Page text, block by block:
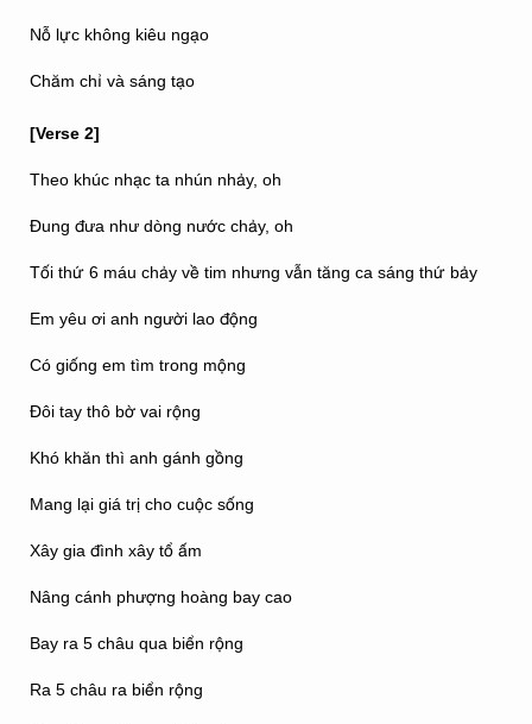
Nỗ lực không kiêu ngạo
Chăm chỉ và sáng tạo
[Verse 2]
Theo khúc nhạc ta nhún nhảy, oh
Đung đưa như dòng nước chảy, oh
Tối thứ 6 máu chảy về tim nhưng vẫn tăng ca sáng thứ bảy
Em yêu ơi anh người lao động
Có giống em tìm trong mộng
Đôi tay thô bờ vai rộng
Khó khăn thì anh gánh gồng
Mang lại giá trị cho cuộc sống
Xây gia đình xây tổ ấm
Nâng cánh phượng hoàng bay cao
Bay ra 5 châu qua biển rộng
Ra 5 châu ra biển rộng